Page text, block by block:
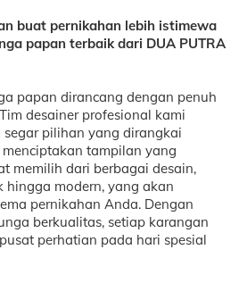
buat pernikahan lebih istimewa
papan terbaik dari DUA PUTRA
papan dirancang dengan penuh
desainer profesional kami
pilihan yang dirangkai
tampilan yang
memilih dari berbagai desain,
hingga modern, yang akan
pernikahan Anda. Dengan
berkualitas, setiap karangan
perhatian pada hari spesial